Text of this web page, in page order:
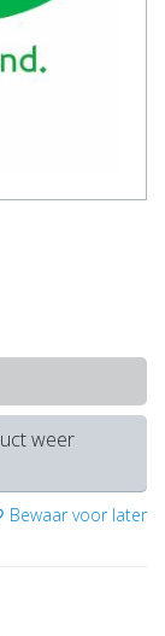
weer
Bewaar voor later